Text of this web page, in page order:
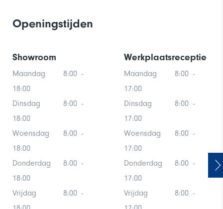
Openingstijden
Showroom
Maandag 8:00 -
18:00
Dinsdag
8:00 -
18:00
Woensdag
8:00 -
18:00
Donderdag
8:00 -
18:00
Vrijdag
8:00 -
Werkplaatsreceptie
Maandag 8:00 -
17:00
Dinsdag
8:00 -
17:00
Woensdag
8:00 -
17:00
Donderdag
8:00 -
17:00
Vrijdag
8:00 -